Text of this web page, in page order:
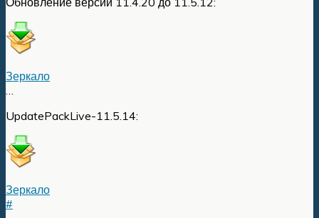
Зеркало
UpdatePackLive-11.5.14:
Зеркало
#